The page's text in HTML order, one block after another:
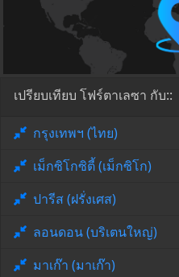
เปรียบเทียบ โฟร์ตาเลซา กับ::
กรุงเทพฯ (ไทย)
เม็กซิโกซิตี้ (เม็กซิโก)
ปารีส (ฝรั่งเศส)
ลอนดอน (บริเตนใหญ่)
มาเก๊า (มาเก๊า)